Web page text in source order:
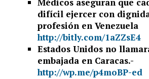
Médicos aseguran que
difícil ejercer con
profesión en Venezuela
http://bitly.com/1aZZsE4
Estados Unidos no
embajada en Caracas.-
http://wp.me/p4moBP-ed